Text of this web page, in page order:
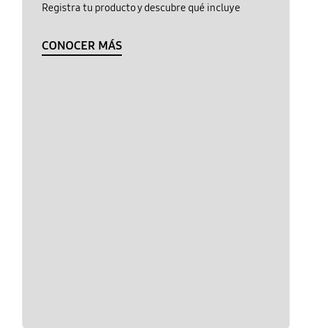
Registra tu producto y descubre qué incluye
CONOCER MÁS